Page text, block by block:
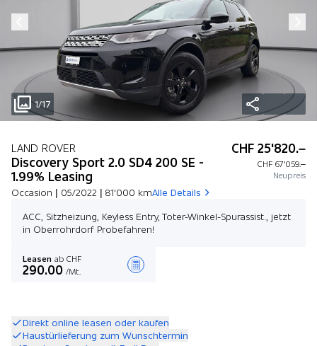
1/17
LAND ROVER
Discovery Sport 2.0 SD4 200 SE -
1.99% Leasing
Occasion | 05/2022 | 81'000 kmAlle Details
CHF 25'820.–
CHF 67'059.–
Neupreis
ACC, Sitzheizung, Keyless Entry, Toter-Winkel-Spurassist., jetzt
in Oberrohrdorf Probefahren!
Leasen ab CHF
290.00 /Mt.
Direkt online leasen oder kaufen
Haustürlieferung zum Wunschtermin